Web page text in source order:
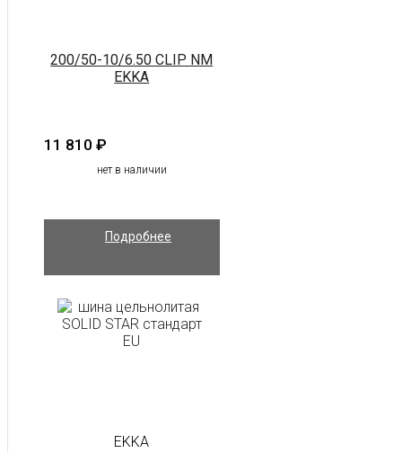
200/50-10/6.50 CLIP NM
EKKA
11 810 ₽
нет в наличии
Подробнее
EKKA